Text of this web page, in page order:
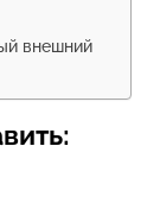
внешний